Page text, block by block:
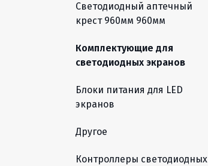
Светодиодный аптечный
крест 960мм 960мм
Комплектующие для
светодиодных экранов
Блоки питания для LED
экранов
Другое
Контроллеры светодиодных